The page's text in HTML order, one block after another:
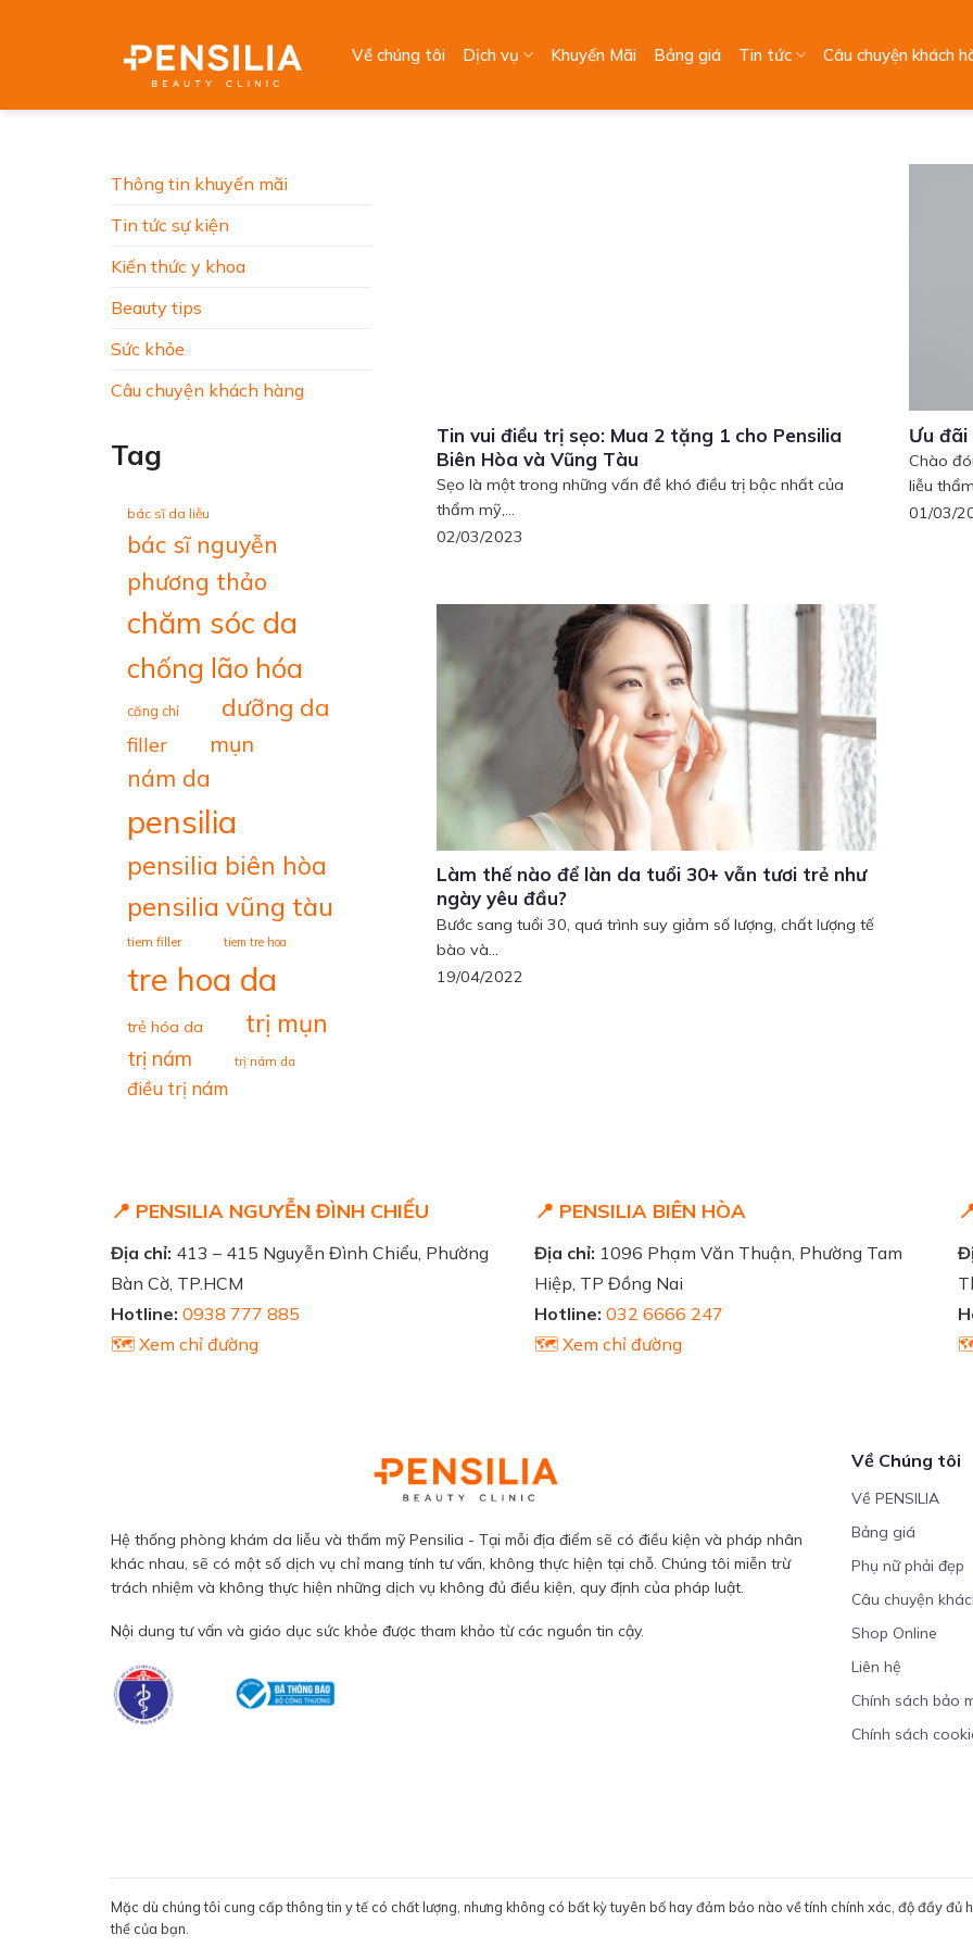
Về chúng tôi Dịch vụ Khuyến Mãi Bảng giá Tin tức Câu chuyện khách
Thông tin khuyến mãi
Tin tức sự kiện
Kiến thức y khoa
Beauty tips
Sức khỏe
Câu chuyện khách hàng
Tag
bác sĩ da liễu
bác sĩ nguyễn
phương thảo
chăm sóc da
chống lão hóa
căng chỉ dưỡng da
filler mụn
nám da
pensilia
pensilia biên hòa
pensilia vũng tàu
tiem filler tiem tre hoa
tre hoa da
trẻ hóa da trị mụn
trị nám trị nám da
điều trị nám
Tin vui điều trị sẹo: Mua 2 tặng 1 cho Pensilia
Biên Hòa và Vũng Tàu
Sẹo là một trong những vấn đề khó điều trị bậc nhất của
thẩm mỹ,...
02/03/2023
Ưu
Chào
liễu
01/03/
Làm thế nào để làn da tuổi 30+ vẫn tươi trẻ như
ngày yêu đầu?
Bước sang tuổi 30, quá trình suy giảm số lượng, chất lượng tế
bào và...
19/04/2022
📍 PENSILIA NGUYỄN ĐÌNH CHIỂU
Địa chỉ: 413 – 415 Nguyễn Đình Chiểu, Phường
Bàn Cờ, TP.HCM
Hotline: 0938 777 885
🗺️ Xem chỉ đường
📍 PENSILIA BIÊN HÒA
Địa chỉ: 1096 Phạm Văn Thuận, Phường Tam
Hiệp, TP Đồng Nai
Hotline: 032 6666 247
🗺️ Xem chỉ đường
Hệ thống phòng khám da liễu và thẩm mỹ Pensilia - Tại mỗi địa điểm sẽ có điều kiện và pháp nhân
khác nhau, sẽ có một số dịch vụ chỉ mang tính tư vấn, không thực hiện tại chỗ. Chúng tôi miễn trừ
trách nhiệm và không thực hiện những dịch vụ không đủ điều kiện, quy định của pháp luật.
Nội dung tư vấn và giáo dục sức khỏe được tham khảo từ các nguồn tin cậy.
Về Chúng tôi
Về PENSILIA
Bảng giá
Phụ nữ phải đẹp
Câu chuyện
Shop Online
Liên hệ
Chính sách bảo
Chính sách
Mặc dù chúng tôi cung cấp thông tin y tế có chất lượng, nhưng không có bất kỳ tuyên bố hay đảm bảo nào về tính chính xác, độ đầy đủ
thể của bạn.